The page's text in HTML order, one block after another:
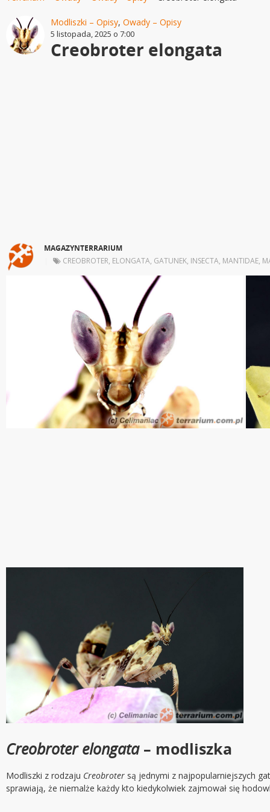
Modliszki – Opisy, Owady – Opisy
5 listopada, 2025 o 7:00
Creobroter elongata
MAGAZYNTERRARIUM
CREOBROTER, ELONGATA, GATUNEK, INSECTA, MANTIDAE,
Creobroter elongata– modliszka
Modliszki z rodzaju Creobroter są jednymi z najpopularniejszych
sprawiają, że niemalże każdy kto kiedykolwiek zajmował się